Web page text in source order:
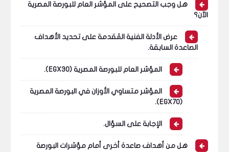
هل وجب التصحيح على المؤشر العام للبورصة المصرية
الآن؟
عرض الأدلة الفنية المُقدمة على تحديد الأهداف
الصاعدة السابقة.
المؤشر العام للبورصة المصرية (EGX30).
المؤشر متساوي الأوزان في البورصة المصرية
(EGX70).
الإجابة على السؤال.
هل من أهداف صاعدة أخرى أمام مؤشرات البورصة